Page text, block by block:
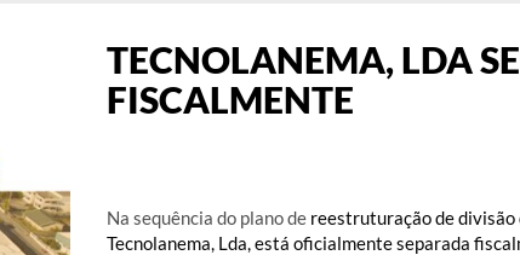
TECNOLANEMA, LDA
FISCALMENTE
Na sequência do plano de reestruturação de divisão
Tecnolanema, Lda, está oficialmente separada